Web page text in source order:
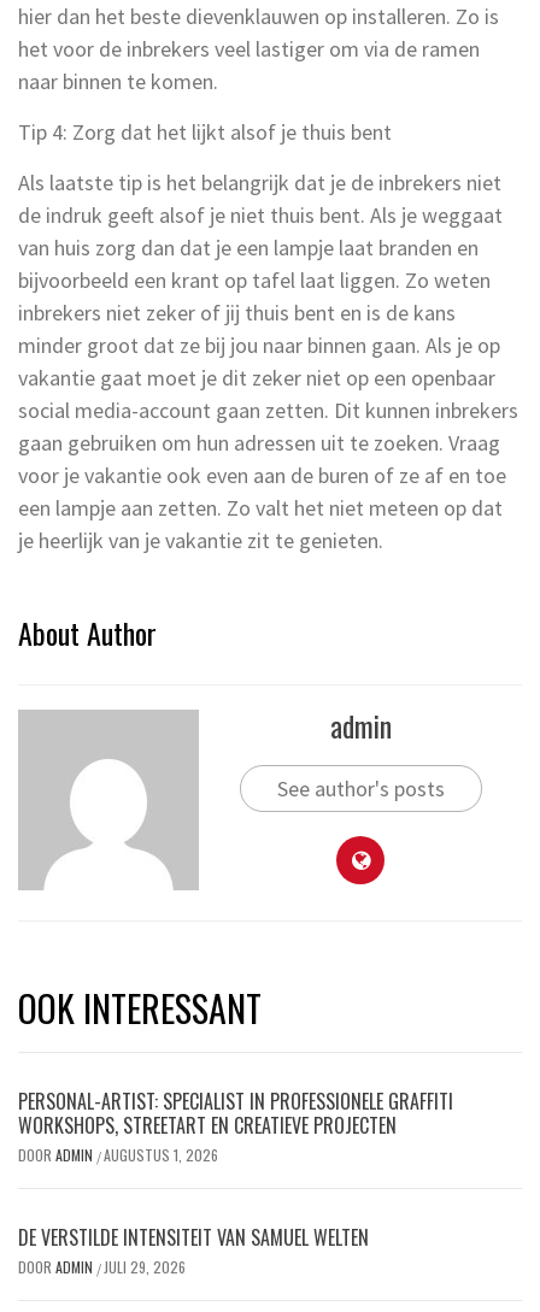
hier dan het beste dievenklauwen op installeren. Zo is
het voor de inbrekers veel lastiger om via de ramen
naar binnen te komen.
Tip 4: Zorg dat het lijkt alsof je thuis bent
Als laatste tip is het belangrijk dat je de inbrekers niet
de indruk geeft alsof je niet thuis bent. Als je weggaat
van huis zorg dan dat je een lampje laat branden en
bijvoorbeeld een krant op tafel laat liggen. Zo weten
inbrekers niet zeker of jij thuis bent en is de kans
minder groot dat ze bij jou naar binnen gaan. Als je op
vakantie gaat moet je dit zeker niet op een openbaar
social media-account gaan zetten. Dit kunnen inbrekers
gaan gebruiken om hun adressen uit te zoeken. Vraag
voor je vakantie ook even aan de buren of ze af en toe
een lampje aan zetten. Zo valt het niet meteen op dat
je heerlijk van je vakantie zit te genieten.
About Author
admin
See author's posts
OOK INTERESSANT
PERSONAL-ARTIST: SPECIALIST IN PROFESSIONELE GRAFFITI
WORKSHOPS, STREETART EN CREATIEVE PROJECTEN
DOOR ADMIN /AUGUSTUS 1, 2026
DE VERSTILDE INTENSITEIT VAN SAMUEL WELTEN
DOOR ADMIN / JULI 29, 2026